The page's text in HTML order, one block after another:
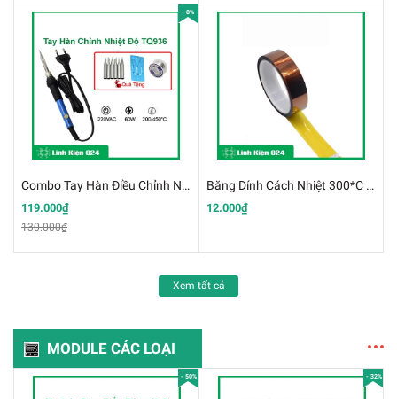
- 8%
Combo Tay Hàn Điều Chỉnh Nhiệt Độ TQ936 Tặng Thiếc + Kệ Hàn + 5 Mũi Hàn
119.000₫
130.000₫
Băng Dính Cách Nhiệt 300*C ( Cuộn Dài 33m )
12.000₫
Xem tất cả
MODULE CÁC LOẠI
- 50% - 32%